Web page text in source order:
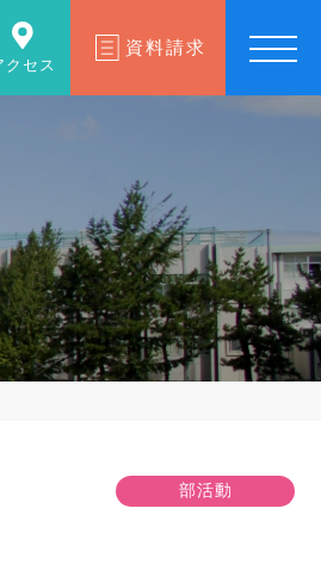
クセス
資料請求